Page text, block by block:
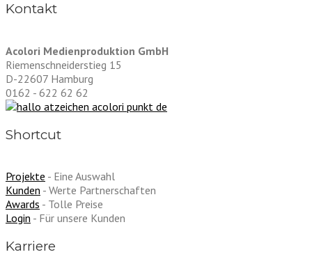
Kontakt
Acolori Medienproduktion GmbH
Riemenschneiderstieg 15
D-22607 Hamburg
0162 - 622 62 62
Shortcut
Projekte - Eine Auswahl
Kunden - Werte Partnerschaften
Awards - Tolle Preise
Login - Für unsere Kunden
Karriere